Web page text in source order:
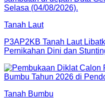
Tanah Laut
P3AP2KB Tanah Laut
Pernikahan Dini dan
Tanah Bumbu